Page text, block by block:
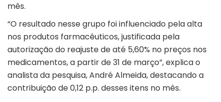
mês.
“O resultado nesse grupo foi influenciado pela alta
nos produtos farmacêuticos, justificada pela
autorização do reajuste de até 5,60% no preços nos
medicamentos, a partir de 31 de março”, explica o
analista da pesquisa, André Almeida, destacando a
contribuição de 0,12 p.p. desses itens no mês.